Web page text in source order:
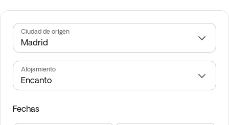
Ciudad de origen
Alojamiento
Fechas